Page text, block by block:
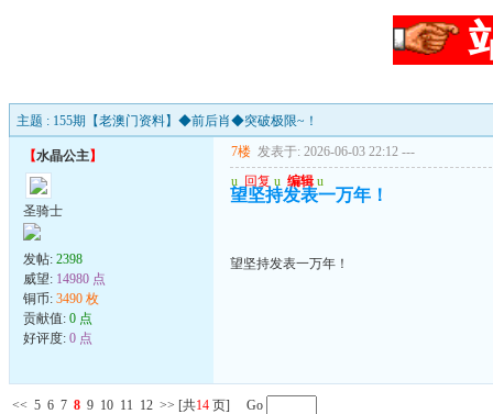
主题 : 155期【老澳门资料】◆前后肖◆突破极限~！
【水晶公主】
圣骑士
发帖: 2398
威望: 14980 点
铜币: 3490 枚
贡献值: 0 点
好评度: 0 点
7楼 发表于: 2026-06-03 22:12 ---
u 回复 u 编辑 u
望坚持发表一万年！
望坚持发表一万年！
<< 5 6 7 8 9 10 11 12 >> [共14 页] Go